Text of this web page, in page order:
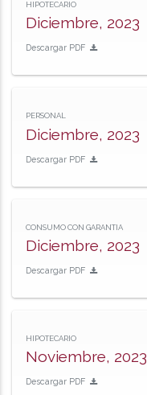
HIPOTECARIO
Diciembre, 2023
Descargar PDF
PERSONAL
Diciembre, 2023
Descargar PDF
CONSUMO CON GARANTIA
Diciembre, 2023
Descargar PDF
HIPOTECARIO
Noviembre, 2023
Descargar PDF